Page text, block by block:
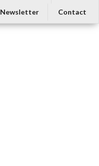
Newsletter Contact